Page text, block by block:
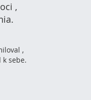
,
,
sebe.